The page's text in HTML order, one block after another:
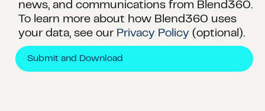
news, and communications from Blend360.
To learn more about how Blend360 uses
your data, see our Privacy Policy (optional).